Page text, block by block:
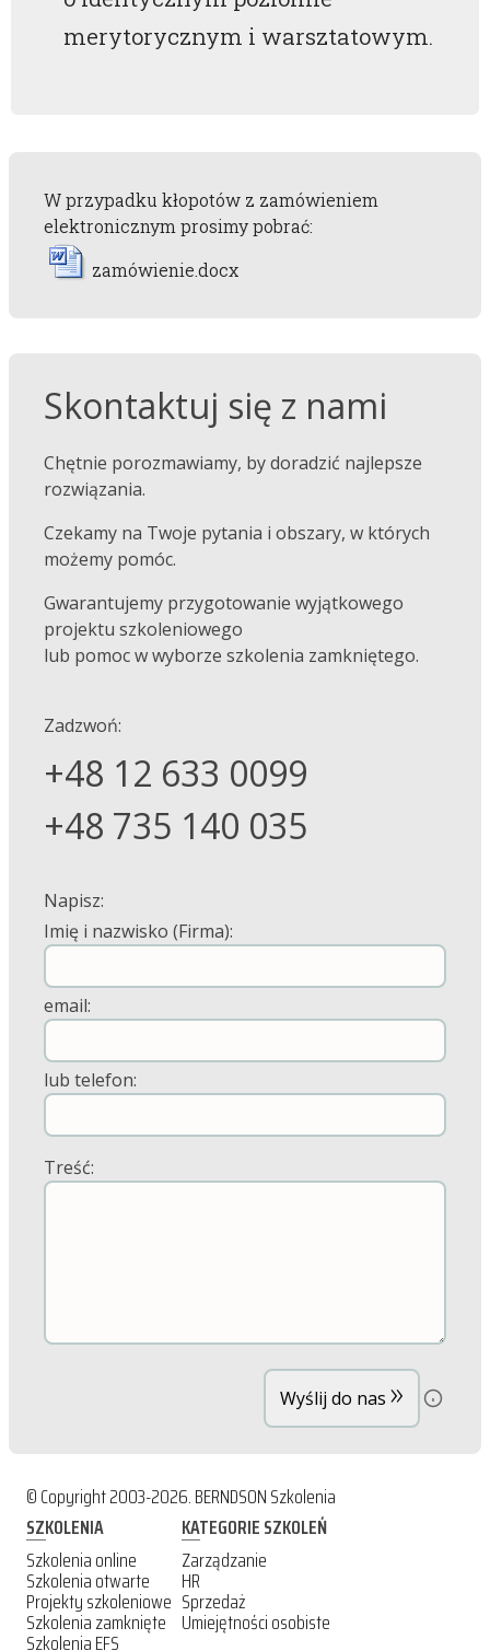
merytorycznym i warsztatowym.
W przypadku kłopotów z zamówieniem
elektronicznym prosimy pobrać:
zamówienie.docx
Skontaktuj się z nami
Chętnie porozmawiamy, by doradzić najlepsze
rozwiązania.
Czekamy na Twoje pytania i obszary, w których
możemy pomóc.
Gwarantujemy przygotowanie wyjątkowego
projektu szkoleniowego
lub pomoc w wyborze szkolenia zamkniętego.
Zadzwoń:
+48 12 633 0099
+48 735 140 035
Napisz:
Imię i nazwisko (Firma):
email:
lub telefon:
Treść:
Wyślij do nas »
© Copyright 2003-2026. BERNDSON Szkolenia
SZKOLENIA
Szkolenia online
Szkolenia otwarte
Projekty szkoleniowe
Szkolenia zamknięte
Szkolenia EFS
KATEGORIE SZKOLEŃ
Zarządzanie
HR
Sprzedaż
Umiejętności osobiste